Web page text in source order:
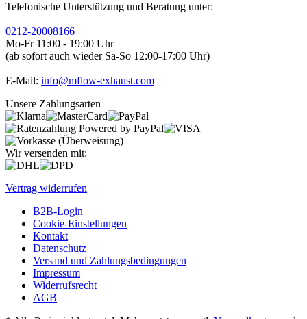
Telefonische Unterstützung und Beratung unter:
0212-20008166
Mo-Fr 11:00 - 19:00 Uhr
(ab sofort auch wieder Sa-So 12:00-17:00 Uhr)
E-Mail: info@mflow-exhaust.com
Unsere Zahlungsarten
Wir versenden mit:
Vertrag widerrufen
B2B-Login
Cookie-Einstellungen
Kontakt
Datenschutz
Versand und Zahlungsbedingungen
Impressum
Widerrufsrecht
AGB